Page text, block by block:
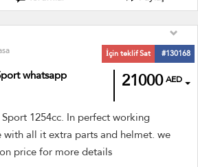
İçin teklif Sat #130168
21000AED
whatsapp
1254cc. In perfect working
all it extra parts and helmet. we
price for more details